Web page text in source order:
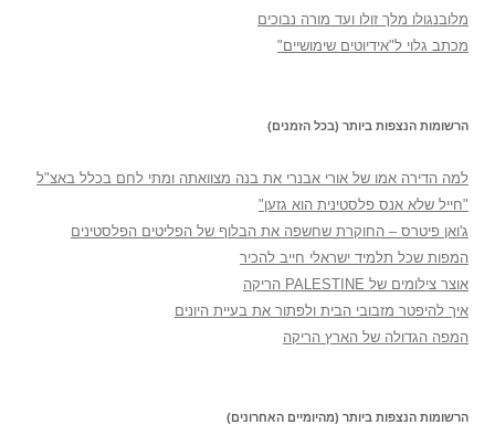
מלובנגולו מלך זולו ועד מורה נבוכים
מכתב גלוי ל"אידיוטים שימושיים"
הרשומות הנצפות ביותר (בכל הזמנים)
למה הדירה אמו של אורי אבנרי את בנה מצוואתה ומתי לחם בכלל באצ"ל
"חייל שלא אנס פלסטינית הוא גזען"
ג'ואן פיטרס – החוקרת שחשפה את הבלוף של הפליטים הפלסטינים
המפות שכל תלמיד ישראלי חייב להכיר
אוצר צילומים של PALESTINE הריקה
איך להיפטר מזבובי הבית ולפתור את בעיית היונים
המפה הגדולה של הארץ הריקה
הרשומות הנצפות ביותר (מהיומיים האחרונים)